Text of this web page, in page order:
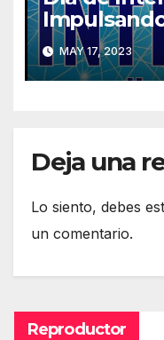
Digital
MAY 17, 2023
Deja una
Lo siento, debes
un comentario.
Reproductor